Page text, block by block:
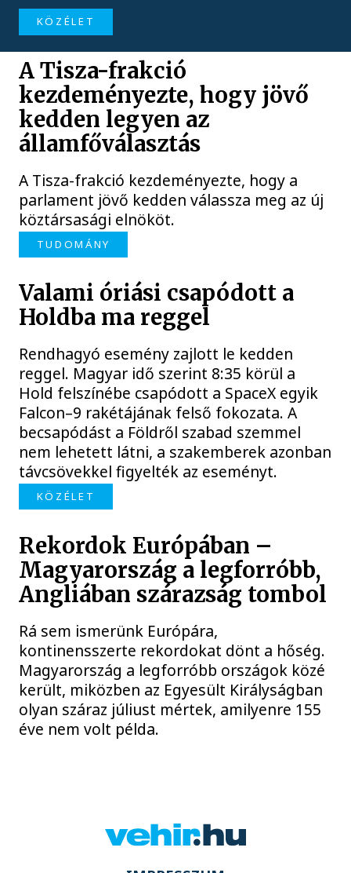
KÖZÉLET
A Tisza-frakció
kezdeményezte, hogy jövő
kedden legyen az
államfőválasztás
A Tisza-frakció kezdeményezte, hogy a
parlament jövő kedden válassza meg az új
köztársasági elnököt.
TUDOMÁNY
Valami óriási csapódott a
Holdba ma reggel
Rendhagyó esemény zajlott le kedden
reggel. Magyar idő szerint 8:35 körül a
Hold felszínébe csapódott a SpaceX egyik
Falcon–9 rakétájának felső fokozata. A
becsapódást a Földről szabad szemmel
nem lehetett látni, a szakemberek azonban
távcsövekkel figyelték az eseményt.
KÖZÉLET
Rekordok Európában –
Magyarország a legforróbb,
Angliában szárazság tombol
Rá sem ismerünk Európára,
kontinensszerte rekordokat dönt a hőség.
Magyarország a legforróbb országok közé
került, miközben az Egyesült Királyságban
olyan száraz júliust mértek, amilyenre 155
éve nem volt példa.